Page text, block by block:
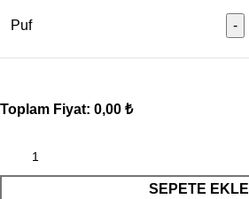
Puf -
Toplam Fiyat: 0,00 ₺
SEPETE EKLE